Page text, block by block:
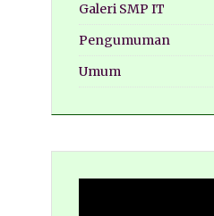
Galeri SMP IT
Pengumuman
Umum